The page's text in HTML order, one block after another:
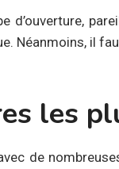
Néanmoins, il
les
de